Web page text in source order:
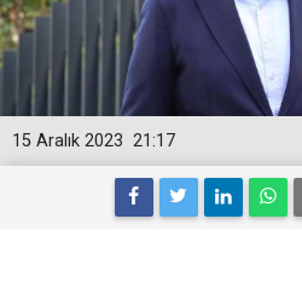
21:17
15 Aralık 2023